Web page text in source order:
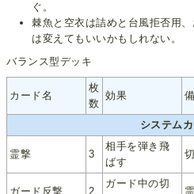
ぐ。
棘魚と空衣は詰めと台風拒否用
は変えてもいいかもしれない。
バランス型デッキ
カード名
枚
数
効果
システム
霊撃 3
相手を弾き飛
ばす
ガード反撃 2
ガード中の切